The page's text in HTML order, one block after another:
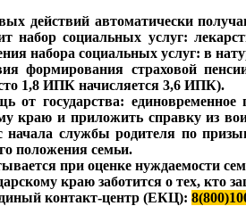
действий автоматически
социальных услуг:
набора социальных услуг: в
формирования страховой
1,8 ИПК начисляется 3,6 ИПК).
государства: единовременное
краю и приложить справку из
начала службы родителя по
положения семьи.
при оценке нуждаемости
краю заботится о тех, кто
контакт-центр (ЕКЦ):